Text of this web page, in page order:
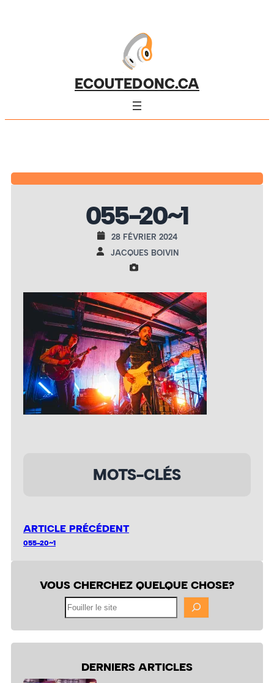
ECOUTEDONC.CA
055-20~1
28 FÉVRIER 2024
JACQUES BOIVIN
MOTS-CLÉS
ARTICLE PRÉCÉDENT
055-20~1
VOUS CHERCHEZ QUELQUE CHOSE?
DERNIERS ARTICLES